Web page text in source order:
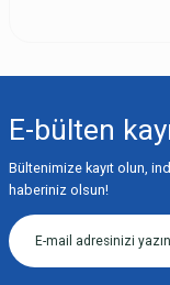
E-bülten
Bültenimize kayıt olun,
haberiniz olsun!